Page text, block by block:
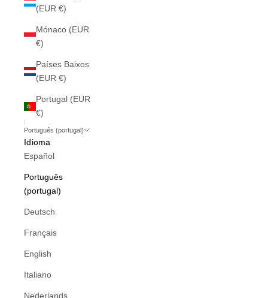
(EUR €)
Mónaco (EUR
€)
Países Baixos
(EUR €)
Portugal (EUR
€)
Português (portugal)
Idioma
Español
Português
(portugal)
Deutsch
Français
English
Italiano
Nederlands